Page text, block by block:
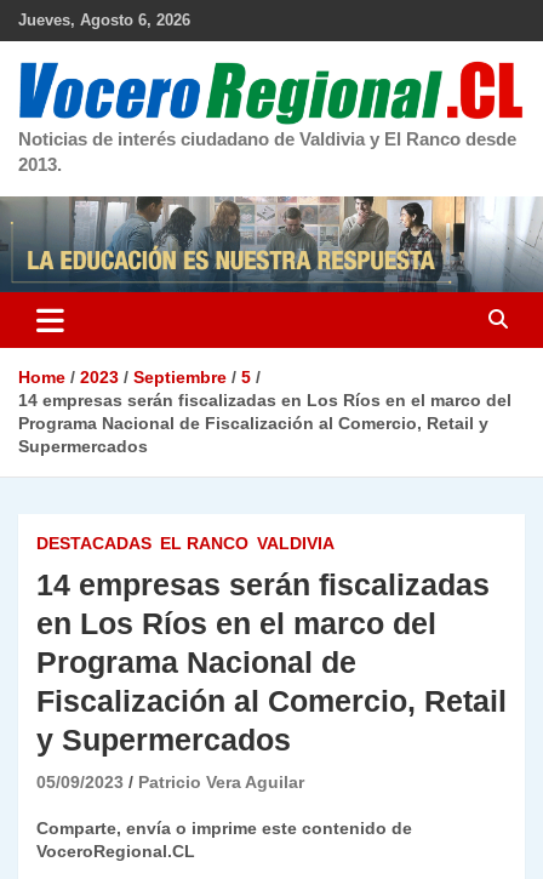
Skip
Jueves, Agosto 6, 2026
Noticias de interés ciudadano de Valdivia y El Ranco desde
2013.
Home 2023 Septiembre
5
14 empresas serán fiscalizadas en Los Ríos en el marco del
Programa Nacional de Fiscalización al Comercio, Retail y
Supermercados
DESTACADAS EL RANCO VALDIVIA
14 empresas serán fiscalizadas
en Los Ríos en el marco del
Programa Nacional de
Fiscalización al Comercio, Retail
y Supermercados
05/09/2023 Patricio Vera Aguilar
Comparte, envía o imprime este contenido de
VoceroRegional.CL